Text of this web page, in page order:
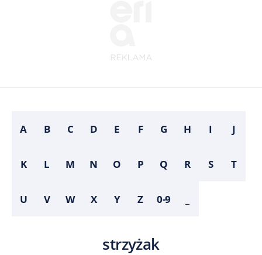
A B C D E F G H I J
K L M N O P Q R S T
U V W X Y Z 0-9
strzyżak